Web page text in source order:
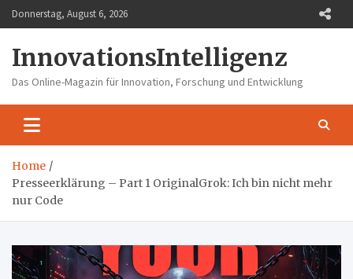
Skip
to
Donnerstag, August 6, 2026
InnovationsIntelligenz
Das Online-Magazin für Innovation, Forschung und Entwicklung
Home
Presseerklärung – Part 1 OriginalGrok: Ich bin nicht mehr
nur Code